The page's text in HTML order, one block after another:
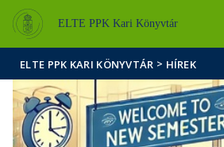
Hírek
Események
ELTE a
sajtóban
ELTE PPK Kari Könyvtár
ELTE PPK KARI KÖNYVTÁR > HÍREK